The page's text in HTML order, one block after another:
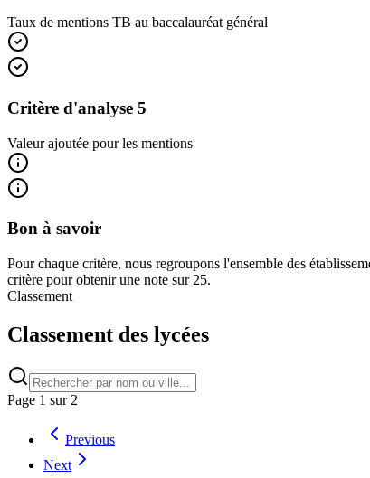
Taux de mentions TB au baccalauréat général
Critère d'analyse 5
Valeur ajoutée pour les mentions
Bon à savoir
Pour chaque critère, nous regroupons l'ensemble des
critère pour obtenir une note sur 25.
Classement
Classement des lycées
Page 1 sur 2
Previous
Next